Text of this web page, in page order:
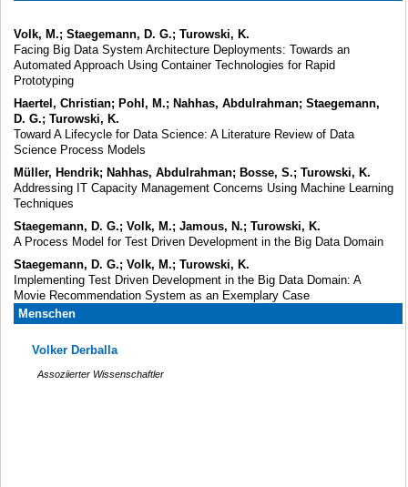
Volk, M.; Staegemann, D. G.; Turowski, K.
Facing Big Data System Architecture Deployments: Towards an
Automated Approach Using Container Technologies for Rapid
Prototyping
Haertel, Christian; Pohl, M.; Nahhas, Abdulrahman; Staegemann,
D. G.; Turowski, K.
Toward A Lifecycle for Data Science: A Literature Review of Data
Science Process Models
Müller, Hendrik; Nahhas, Abdulrahman; Bosse, S.; Turowski, K.
Addressing IT Capacity Management Concerns Using Machine Learning
Techniques
Staegemann, D. G.; Volk, M.; Jamous, N.; Turowski, K.
A Process Model for Test Driven Development in the Big Data Domain
Staegemann, D. G.; Volk, M.; Turowski, K.
Implementing Test Driven Development in the Big Data Domain: A
Movie Recommendation System as an Exemplary Case
Menschen
Volker Derballa
Assoziierter Wissenschaftler